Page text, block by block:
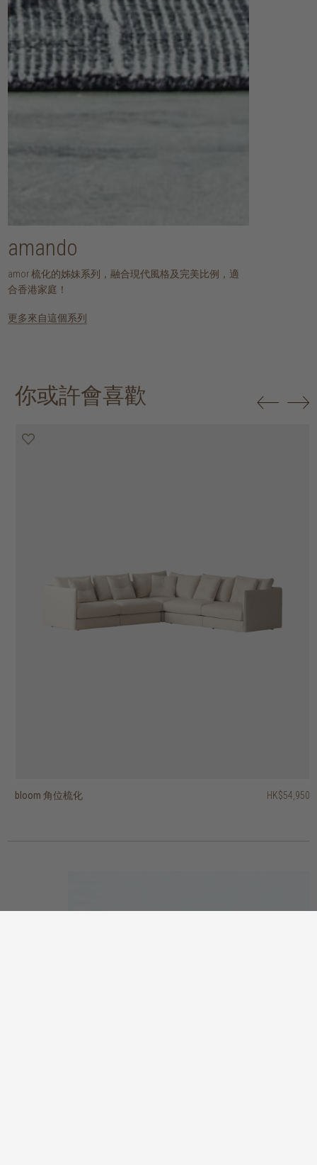
amando
amor 梳化的姊妹系列，融合現代風格及完美比例，適
合香港家庭！
更多來自這個系列
你或許會喜歡
bloom 角位梳化 HK$54,950
dane 兩座位梳化 HK$13,450
otis 扶手椅 HK$5,950
barrow 兩座位梳化 HK$13,950
puff 兩座位梳化 HK$11,950
cozi 扶手椅 HK$7,950
bloom L型梳化 - 右 HK$38,450
bloom L型梳化 - 左 HK$38,450
ease 扶手椅 HK$5,950
easy time 三座位梳化 HK$22,450